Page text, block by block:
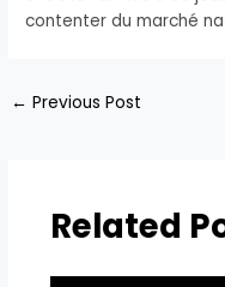
contenter du marché
← Previous Post
Related